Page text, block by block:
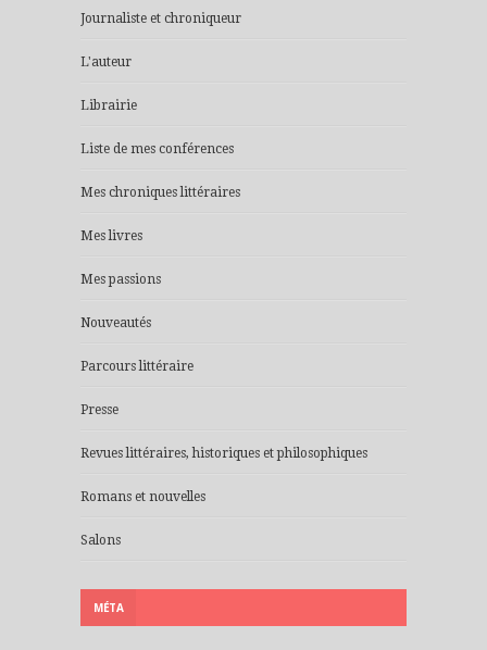
Journaliste et chroniqueur
L'auteur
Librairie
Liste de mes conférences
Mes chroniques littéraires
Mes livres
Mes passions
Nouveautés
Parcours littéraire
Presse
Revues littéraires, historiques et philosophiques
Romans et nouvelles
Salons
MÉTA